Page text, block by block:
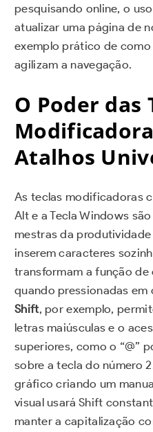
pesquisando online, o
atualizar uma página de
exemplo prático de como
agilizam a navegação.
O Poder das
Atalhos
As teclas modificadoras
Alt e a Tecla Windows
mestras da produtividade
inserem caracteres
transformam a função de
quando pressionadas em
Shift, por exemplo,
letras maiúsculas e o
superiores, como o “@”
sobre a tecla do número
gráfico criando um
visual usará Shift
manter a capitalização